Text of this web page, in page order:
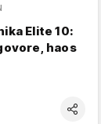
Elite 10:
haos